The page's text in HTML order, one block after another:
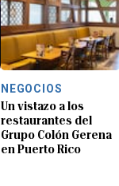
NEGOCIOS
Un vistazo a los
restaurantes del
Grupo Colón Gerena
en Puerto Rico